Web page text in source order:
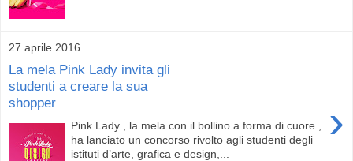
27 aprile 2016
La mela Pink Lady invita gli
studenti a creare la sua
shopper
›
Pink Lady , la mela con il bollino a forma di cuore ,
ha lanciato un concorso rivolto agli studenti degli
istituti d’arte, grafica e design,...